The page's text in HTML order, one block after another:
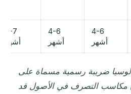
4-6
أشهر
4-6
أشهر
5-7
أشهر
ضريبة رسمية مسماة على
مكاسب التصرف في الأصول قد